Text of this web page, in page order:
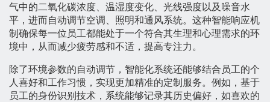
气中的二氧化碳浓度、温湿度变化、光线强度以及噪音水
平，进而自动调节空调、照明和通风系统。这种智能响应机
制确保每一位员工都能处于一个符合其生理和心理需求的环
境中，从而减少疲劳感和不适，提高专注力。
除了环境参数的自动调节，智能化系统还能够结合员工的个
人喜好和工作习惯，实现更加精准的定制服务。例如，基于
员工的身份识别技术，系统能够记录其历史偏好，如喜欢的